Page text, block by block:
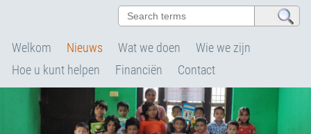
Welkom Nieuws Wat we doen
Wie we zijn
Hoe u kunt helpen
Financiën Contact